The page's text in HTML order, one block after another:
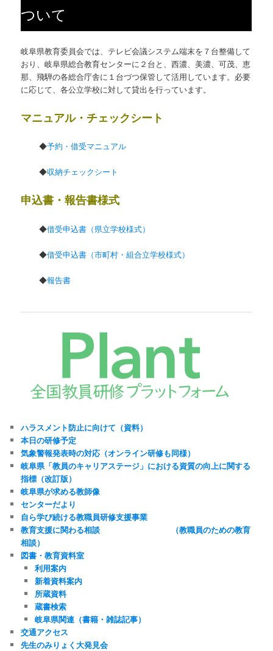
ついて
岐阜県教育委員会では、テレビ会議システム端末を７台整備して
おり、岐阜県総合教育センターに２台と、西濃、美濃、可茂、恵
那、飛騨の各総合庁舎に１台づつ保管して活用しています。必要
に応じて、各公立学校に対して貸出を行っています。
マニュアル・チェックシート
◆予約・借受マニュアル
◆収納チェックシート
申込書・報告書様式
◆借受申込書（県立学校様式）
◆借受申込書（市町村・組合立学校様式）
◆報告書
ハラスメント防止に向けて（資料）
本日の研修予定
気象警報発表時の対応（オンライン研修も同様）
岐阜県「教員のキャリアステージ」における資質の向上に関する
指標（改訂版）
岐阜県が求める教師像
センターだより
自ら学び続ける教職員研修支援事業
教育支援に関わる相談 （教職員のための教育
相談）
図書・教育資料室
利用案内
新着資料案内
所蔵資料
蔵書検索
岐阜県関連（書籍・雑誌記事）
交通アクセス
先生のみりょく大発見会